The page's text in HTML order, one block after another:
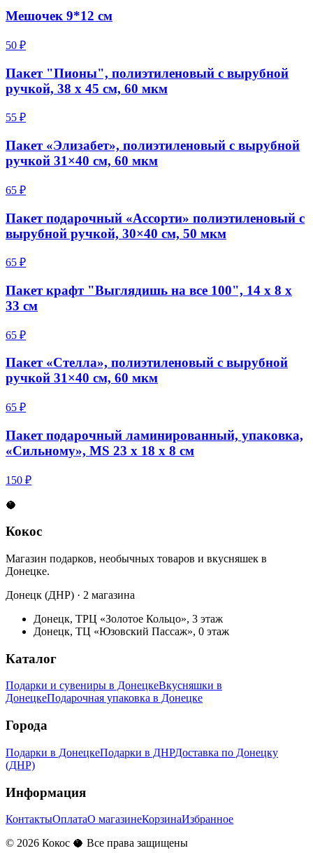
Мешочек 9*12 см
50 ₽
Пакет "Пионы", полиэтиленовый с вырубной
ручкой, 38 х 45 см, 60 мкм
55 ₽
Пакет «Элизабет», полиэтиленовый с вырубной
ручкой 31×40 см, 60 мкм
65 ₽
Пакет подарочный «Ассорти» полиэтиленовый с
вырубной ручкой, 30×40 см, 50 мкм
65 ₽
Пакет крафт "Выглядишь на все 100", 14 х 8 х
33 см
65 ₽
Пакет «Стелла», полиэтиленовый с вырубной
ручкой 31×40 см, 60 мкм
65 ₽
Пакет подарочный ламинированный, упаковка,
«Сильному», MS 23 х 18 х 8 см
150 ₽
🥥
Кокос
Магазин подарков, необычных товаров и вкусняшек в
Донецке.
Донецк (ДНР) · 2 магазина
Донецк, ТРЦ «Золотое Кольцо», 3 этаж
Донецк, ТЦ «Юзовский Пассаж», 0 этаж
Каталог
Подарки и сувениры в ДонецкеВкусняшки в
ДонецкеПодарочная упаковка в Донецке
Города
Подарки в ДонецкеПодарки в ДНРДоставка по Донецку
(ДНР)
Информация
КонтактыОплатаО магазинеКорзинаИзбранное
© 2026 Кокос 🥥 Все права защищены